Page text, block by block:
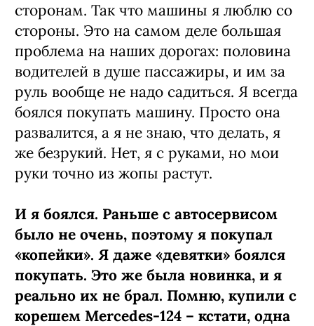
сторонам. Так что машины я люблю со
стороны. Это на самом деле большая
проблема на наших дорогах: половина
водителей в душе пассажиры, и им за
руль вообще не надо садиться. Я всегда
боялся покупать машину. Просто она
развалится, а я не знаю, что делать, я
же безрукий. Нет, я с руками, но мои
руки точно из жопы растут.
И я боялся. Раньше с автосервисом
было не очень, поэтому я покупал
«копейки». Я даже «девятки» боялся
покупать. Это же была новинка, и я
реально их не брал. Помню, купили с
корешем Mercedes-124 – кстати, одна